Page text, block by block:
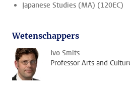
Japanese Studies (MA) (120EC)
Wetenschappers
Ivo Smits
Professor Arts and